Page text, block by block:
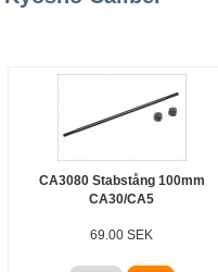
CA3080 Stabstång 100mm
CA30/CA5
69.00 SEK